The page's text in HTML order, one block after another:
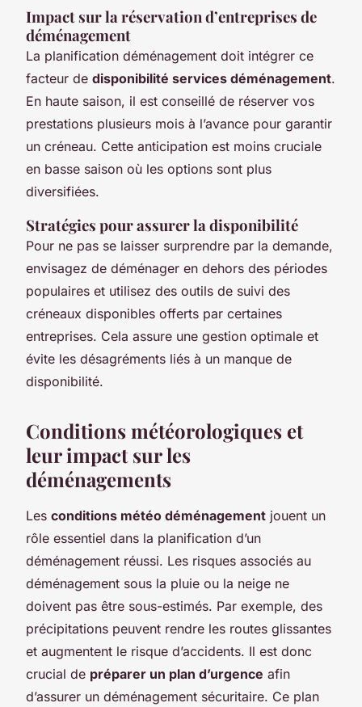
Impact sur la réservation d’entreprises de
déménagement
La planification déménagement doit intégrer ce
facteur de disponibilité services déménagement.
En haute saison, il est conseillé de réserver vos
prestations plusieurs mois à l’avance pour garantir
un créneau. Cette anticipation est moins cruciale
en basse saison où les options sont plus
diversifiées.
Stratégies pour assurer la disponibilité
Pour ne pas se laisser surprendre par la demande,
envisagez de déménager en dehors des périodes
populaires et utilisez des outils de suivi des
créneaux disponibles offerts par certaines
entreprises. Cela assure une gestion optimale et
évite les désagréments liés à un manque de
disponibilité.
Conditions météorologiques et
leur impact sur les
déménagements
Les conditions météo déménagement jouent un
rôle essentiel dans la planification d’un
déménagement réussi. Les risques associés au
déménagement sous la pluie ou la neige ne
doivent pas être sous-estimés. Par exemple, des
précipitations peuvent rendre les routes glissantes
et augmentent le risque d’accidents. Il est donc
crucial de préparer un plan d’urgence afin
d’assurer un déménagement sécuritaire. Ce plan